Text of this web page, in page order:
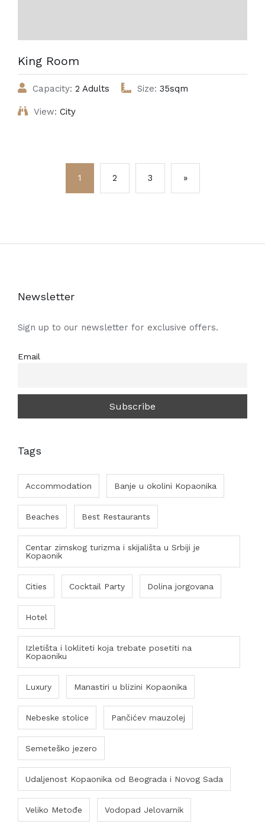
King Room
Capacity: 2 Adults Size: 35sqm
View: City
1 2 3 »
Newsletter
Sign up to our newsletter for exclusive offers.
Email
Tags
Accommodation Banje u okolini Kopaonika
Beaches Best Restaurants
Centar zimskog turizma i skijališta u Srbiji je
Kopaonik
Cities Cocktail Party Dolina jorgovana
Hotel
Izletišta i lokliteti koja trebate posetiti na
Kopaoniku
Luxury Manastiri u blizini Kopaonika
Nebeske stolice Pančićev mauzolej
Semeteško jezero
Udaljenost Kopaonika od Beograda i Novog Sada
Veliko Metođe Vodopad Jelovarnik